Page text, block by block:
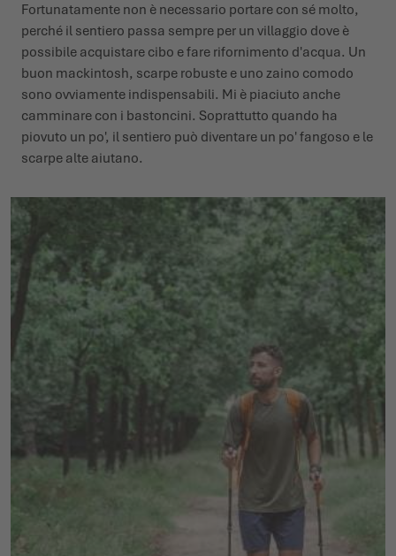
Fortunatamente non è necessario portare con sé molto,
perché il sentiero passa sempre per un villaggio dove è
possibile acquistare cibo e fare rifornimento d'acqua. Un
buon mackintosh, scarpe robuste e uno zaino comodo
sono ovviamente indispensabili. Mi è piaciuto anche
camminare con i bastoncini. Soprattutto quando ha
piovuto un po', il sentiero può diventare un po' fangoso e le
scarpe alte aiutano.